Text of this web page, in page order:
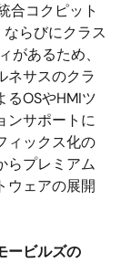
合コクピット
らびにクラス
があるため、
ネサスのクラ
るOSやHMIツ
ンサポートに
ィックス化の
らプレミアム
ウェアの展開
ービルズの